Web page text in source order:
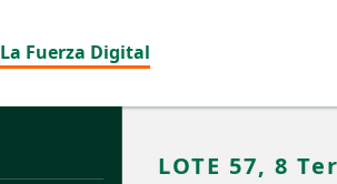
La Fuerza Digital
LOTE 57, 8